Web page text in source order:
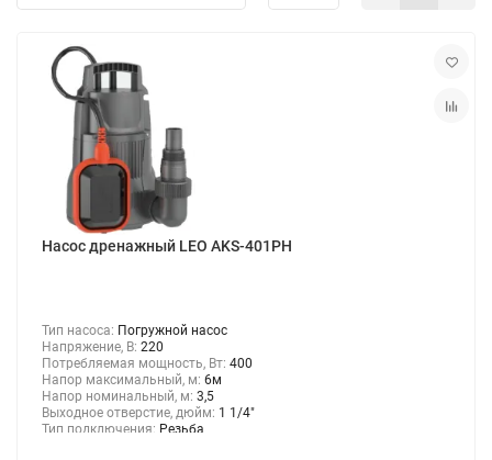
Мотопомпы
Насосы для химических жидкостей
Канализационные станции
Консольные насосы
Насосы для газа
Шкивные насосы
Насос дренажный LEO AKS-401PH
Тип насоса: Погружной насос
Напряжение, В: 220
Потребляемая мощность, Вт: 400
Напор максимальный, м: 6м
Напор номинальный, м: 3,5
Выходное отверстие, дюйм: 1 1/4"
Тип подключения: Резьба